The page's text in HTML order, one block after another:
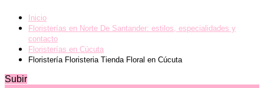
Inicio
Floristerías en Norte De Santander: estilos, especialidades y
contacto
Floristerías en Cúcuta
Floristería Floristeria Tienda Floral en Cúcuta
Subir